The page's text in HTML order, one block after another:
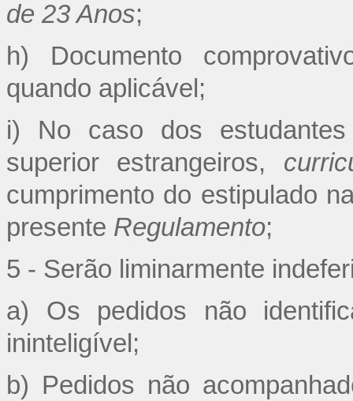
de 23 Anos;
h) Documento
quando aplicável;
i) No caso dos
superior estrangeiros,
cumprimento do estipulado
presente Regulamento;
5 - Serão liminarmente
a) Os pedidos não
ininteligível;
b) Pedidos não